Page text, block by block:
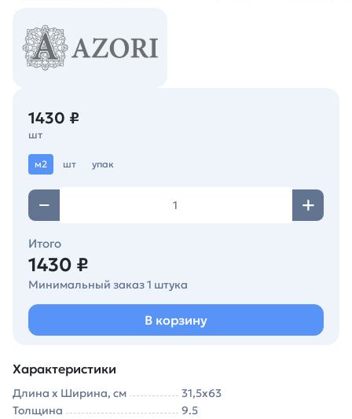
1430 ₽
шт
м2 шт упак
Итого
1430 ₽
Минимальный заказ 1 штука
В корзину
Характеристики
Длина х Ширина, см
31,5х63
Толщина
9.5